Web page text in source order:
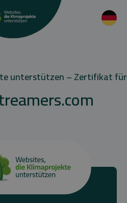
unterstützen – Zertifikat für